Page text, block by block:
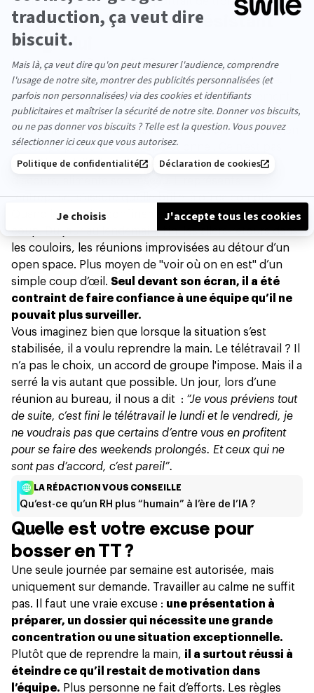
Le patron old school : résistant
malgré lui
Notre patron, Philippe*, 50 ans, costume toujours
impeccable, poignée de main ferme, regard assuré. Il
gère l’agence, connaît les dossiers, suit l’avancement
des projets. Enfin, en théorie. En réalité, il ne sait pas
vraiment ce que nous faisons au quotidien ni combien
de temps prend le travail opérationnel. Ce n’est pas
son rôle. Lui, il décroche des contrats, fait des
l’entreprise, s’assure qu’elle brille là où ça compte.
Quand le premier confinement est arrivé, il a pris un
coup. Du jour au lendemain, fini les allers-retours dans
les couloirs, les réunions improvisées au détour d’un
open space. Plus moyen de "voir où on en est" d’un
simple coup d’œil. Seul devant son écran, il a été
contraint de faire confiance à une équipe qu’il ne
pouvait plus surveiller.
Vous imaginez bien que lorsque la situation s’est
stabilisée, il a voulu reprendre la main. Le télétravail ? Il
n’a pas le choix, un accord de groupe l'impose. Mais il a
serré la vis autant que possible. Un jour, lors d’une
réunion au bureau, il nous a dit : “Je vous préviens tout
de suite, c’est fini le télétravail le lundi et le vendredi, je
ne voudrais pas que certains d’entre vous en profitent
pour se faire des weekends prolongés. Et ceux qui ne
sont pas d’accord, c’est pareil”.
LA RÉDACTION VOUS CONSEILLE
Qu’est-ce qu’un RH plus “humain” à l’ère de l’IA ?
Quelle est votre excuse pour
bosser en TT ?
Une seule journée par semaine est autorisée, mais
uniquement sur demande. Travailler au calme ne suffit
pas. Il faut une vraie excuse : une présentation à
préparer, un dossier qui nécessite une grande
concentration ou une situation exceptionnelle.
Plutôt que de reprendre la main, il a surtout réussi à
éteindre ce qu’il restait de motivation dans
l’équipe. Plus personne ne fait d’efforts. Les règles